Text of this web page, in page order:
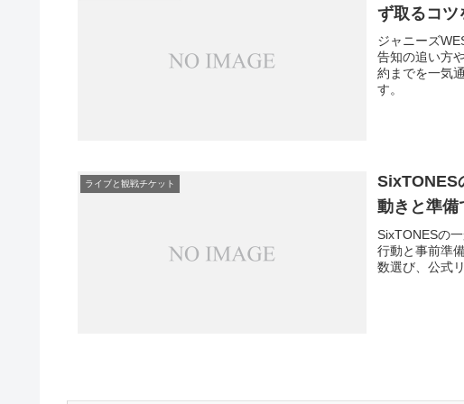
ず取るコツ
ジャニーズ
告知の追い方
約までを一気
す。
ライブと観戦チケット
SixTONES
動きと準備
SixTONESの
行動と事前準
数選び、公式